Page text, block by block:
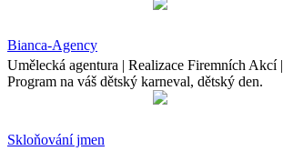
Bianca-Agency
Umělecká agentura | Realizace Firemních Akcí |
Program na váš dětský karneval, dětský den.
Skloňování jmen